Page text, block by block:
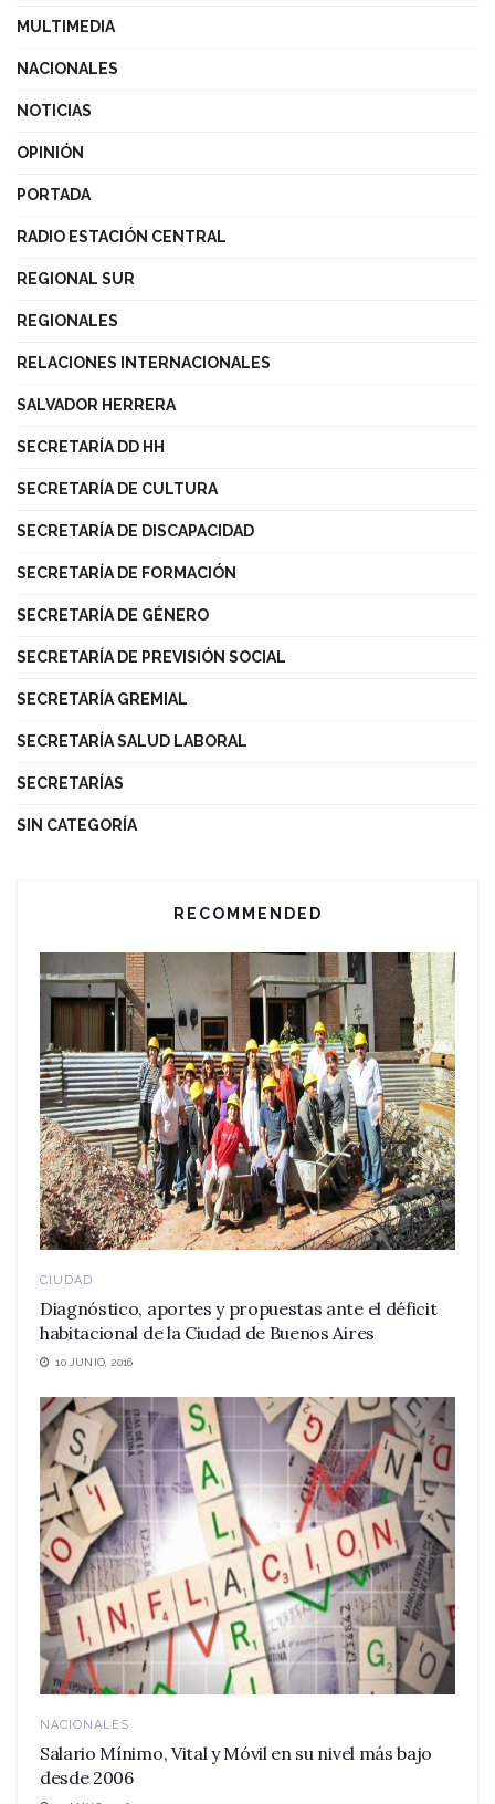
MULTIMEDIA
NACIONALES
NOTICIAS
OPINIÓN
PORTADA
RADIO ESTACIÓN CENTRAL
REGIONAL SUR
REGIONALES
RELACIONES INTERNACIONALES
SALVADOR HERRERA
SECRETARÍA DD HH
SECRETARÍA DE CULTURA
SECRETARÍA DE DISCAPACIDAD
SECRETARÍA DE FORMACIÓN
SECRETARÍA DE GÉNERO
SECRETARÍA DE PREVISIÓN SOCIAL
SECRETARÍA GREMIAL
SECRETARÍA SALUD LABORAL
SECRETARÍAS
SIN CATEGORÍA
RECOMMENDED
CIUDAD
Diagnóstico, aportes y propuestas ante el déficit
habitacional de la Ciudad de Buenos Aires
10 JUNIO, 2016
NACIONALES
Salario Mínimo, Vital y Móvil en su nivel más bajo
desde 2006